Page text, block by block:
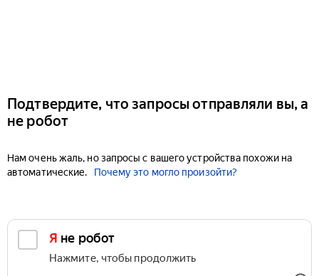
Подтвердите, что запросы отправляли вы, а
не робот
Нам очень жаль, но запросы с вашего устройства похожи на
автоматические.
Почему это могло произойти?
Я не робот
Нажмите, чтобы продолжить